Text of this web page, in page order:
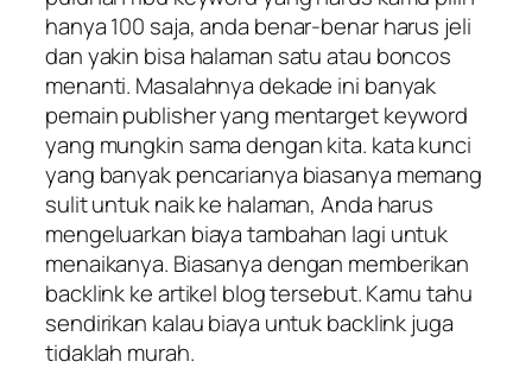
hanya 100 saja, anda benar-benar harus jeli
dan yakin bisa halaman satu atau boncos
menanti. Masalahnya dekade ini banyak
pemain publisher yang mentarget keyword
yang mungkin sama dengan kita. kata kunci
yang banyak pencarianya biasanya memang
sulit untuk naik ke halaman, Anda harus
mengeluarkan biaya tambahan lagi untuk
menaikanya. Biasanya dengan memberikan
backlink ke artikel blog tersebut. Kamu tahu
sendirikan kalau biaya untuk backlink juga
tidaklah murah.